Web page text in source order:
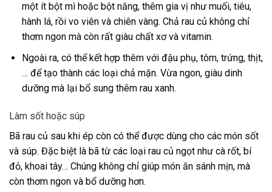
một ít bột mì hoặc bột năng, thêm gia vị như muối, tiêu,
hành lá, rồi vo viên và chiên vàng. Chả rau củ không chỉ
thơm ngon mà còn rất giàu chất xơ và vitamin.
Ngoài ra, có thể kết hợp thêm với đậu phụ, tôm, trứng, thịt,
… để tạo thành các loại chả mặn. Vừa ngon, giàu dinh
dưỡng mà lại bổ sung thêm rau xanh.
Làm sốt hoặc súp
Bã rau củ sau khi ép còn có thể được dùng cho các món sốt
và súp. Đặc biệt là bã từ các loại rau củ ngọt như cà rốt, bí
đỏ, khoai tây… Chúng không chỉ giúp món ăn sánh mịn, mà
còn thơm ngon và bổ dưỡng hơn.